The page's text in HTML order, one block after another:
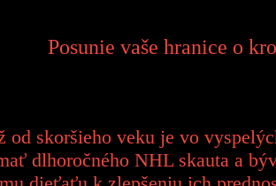
Posunie vaše hranice o
od skoršieho veku je vo
dlhoročného NHL skauta a